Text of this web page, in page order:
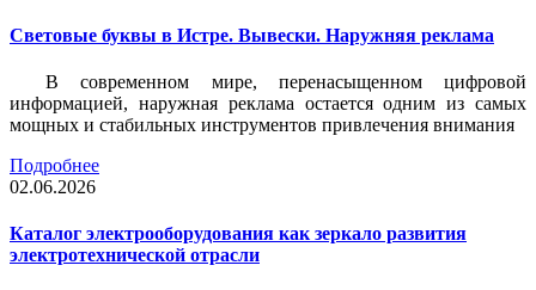
Световые буквы в Истре. Вывески. Наружняя реклама
В современном мире, перенасыщенном цифровой
информацией, наружная реклама остается одним из самых
мощных и стабильных инструментов привлечения внимания
Подробнее
02.06.2026
Каталог электрооборудования как зеркало развития
электротехнической отрасли